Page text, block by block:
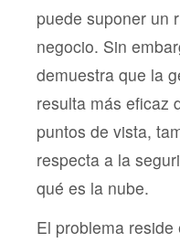
puede suponer un
negocio. Sin
demuestra que la
resulta más eficaz
puntos de vista,
respecta a la
qué es la nube.
El problema